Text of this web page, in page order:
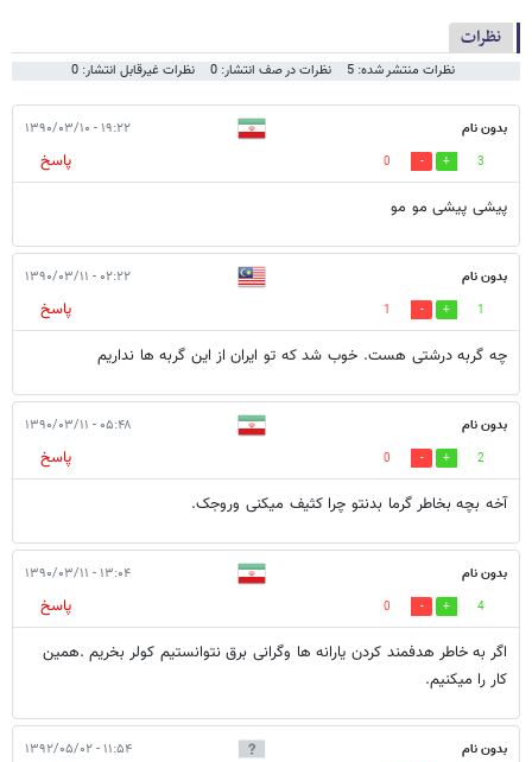
نظرات
نظرات منتشر شده: 5 نظرات در صف انتشار: 0 نظرات غیرقابل انتشار: 0
بدون نام ۱۹:۲۲ - ۱۳۹۰/۰۳/۱۰
3
0
پاسخ
پیشی پیشی مو مو
بدون نام ۰۲:۲۲ - ۱۳۹۰/۰۳/۱۱
1
1
پاسخ
چه گربه درشتی هست. خوب شد که تو ایران از این گربه ها نداریم
بدون نام ۰۵:۴۸ - ۱۳۹۰/۰۳/۱۱
2
0
پاسخ
آخه بچه بخاطر گرما بدنتو چرا کثیف میکنی وروجک.
بدون نام ۱۳:۰۴ - ۱۳۹۰/۰۳/۱۱
4
0
پاسخ
اگر به خاطر هدفمند کردن یارانه ها وگرانی برق نتوانستیم کولر بخریم .همین
کار را میکنیم.
بدون نام ۱۱:۵۴ - ۱۳۹۲/۰۵/۰۲